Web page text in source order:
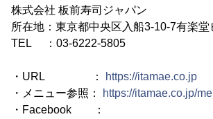
株式会社 板前寿司ジャパン
所在地：東京都中央区入船3-10-7有楽堂
TEL ：03-6222-5805
・URL ：
https://itamae.co.jp
・メニュー参照：
https://itamae.co.jp/
・Facebook ：